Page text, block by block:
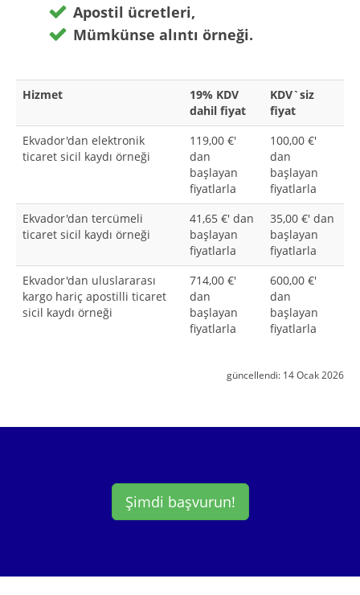
Apostil ücretleri,
Mümkünse alıntı örneği.
Hizmet
19% KDV
dahil fiyat
KDV`siz
fiyat
Ekvador'dan elektronik
ticaret sicil kaydı örneği
119,00 €'
dan
başlayan
fiyatlarla
100,00 €'
dan
başlayan
fiyatlarla
Ekvador'dan tercümeli
ticaret sicil kaydı örneği
41,65 €' dan
başlayan
fiyatlarla
35,00 €' dan
başlayan
fiyatlarla
Ekvador'dan uluslararası
kargo hariç apostilli ticaret
sicil kaydı örneği
714,00 €'
dan
başlayan
fiyatlarla
600,00 €'
dan
başlayan
fiyatlarla
güncellendi: 14 Ocak 2026
Şimdi başvurun!